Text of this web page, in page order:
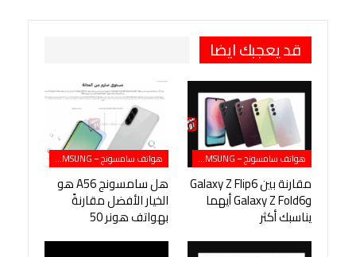
قد يعجبك ايضا
هواتف سامسونج – SAMSUNG
مقارنة بين Galaxy Z Flip6
وGalaxy Z Fold6 أيهما
يناسبك أكثر
هواتف سامسونج – SAMSUNG
هل سامسونج A56 هو
الخيار الأفضل مقارنةً
بهواتف هونر 50